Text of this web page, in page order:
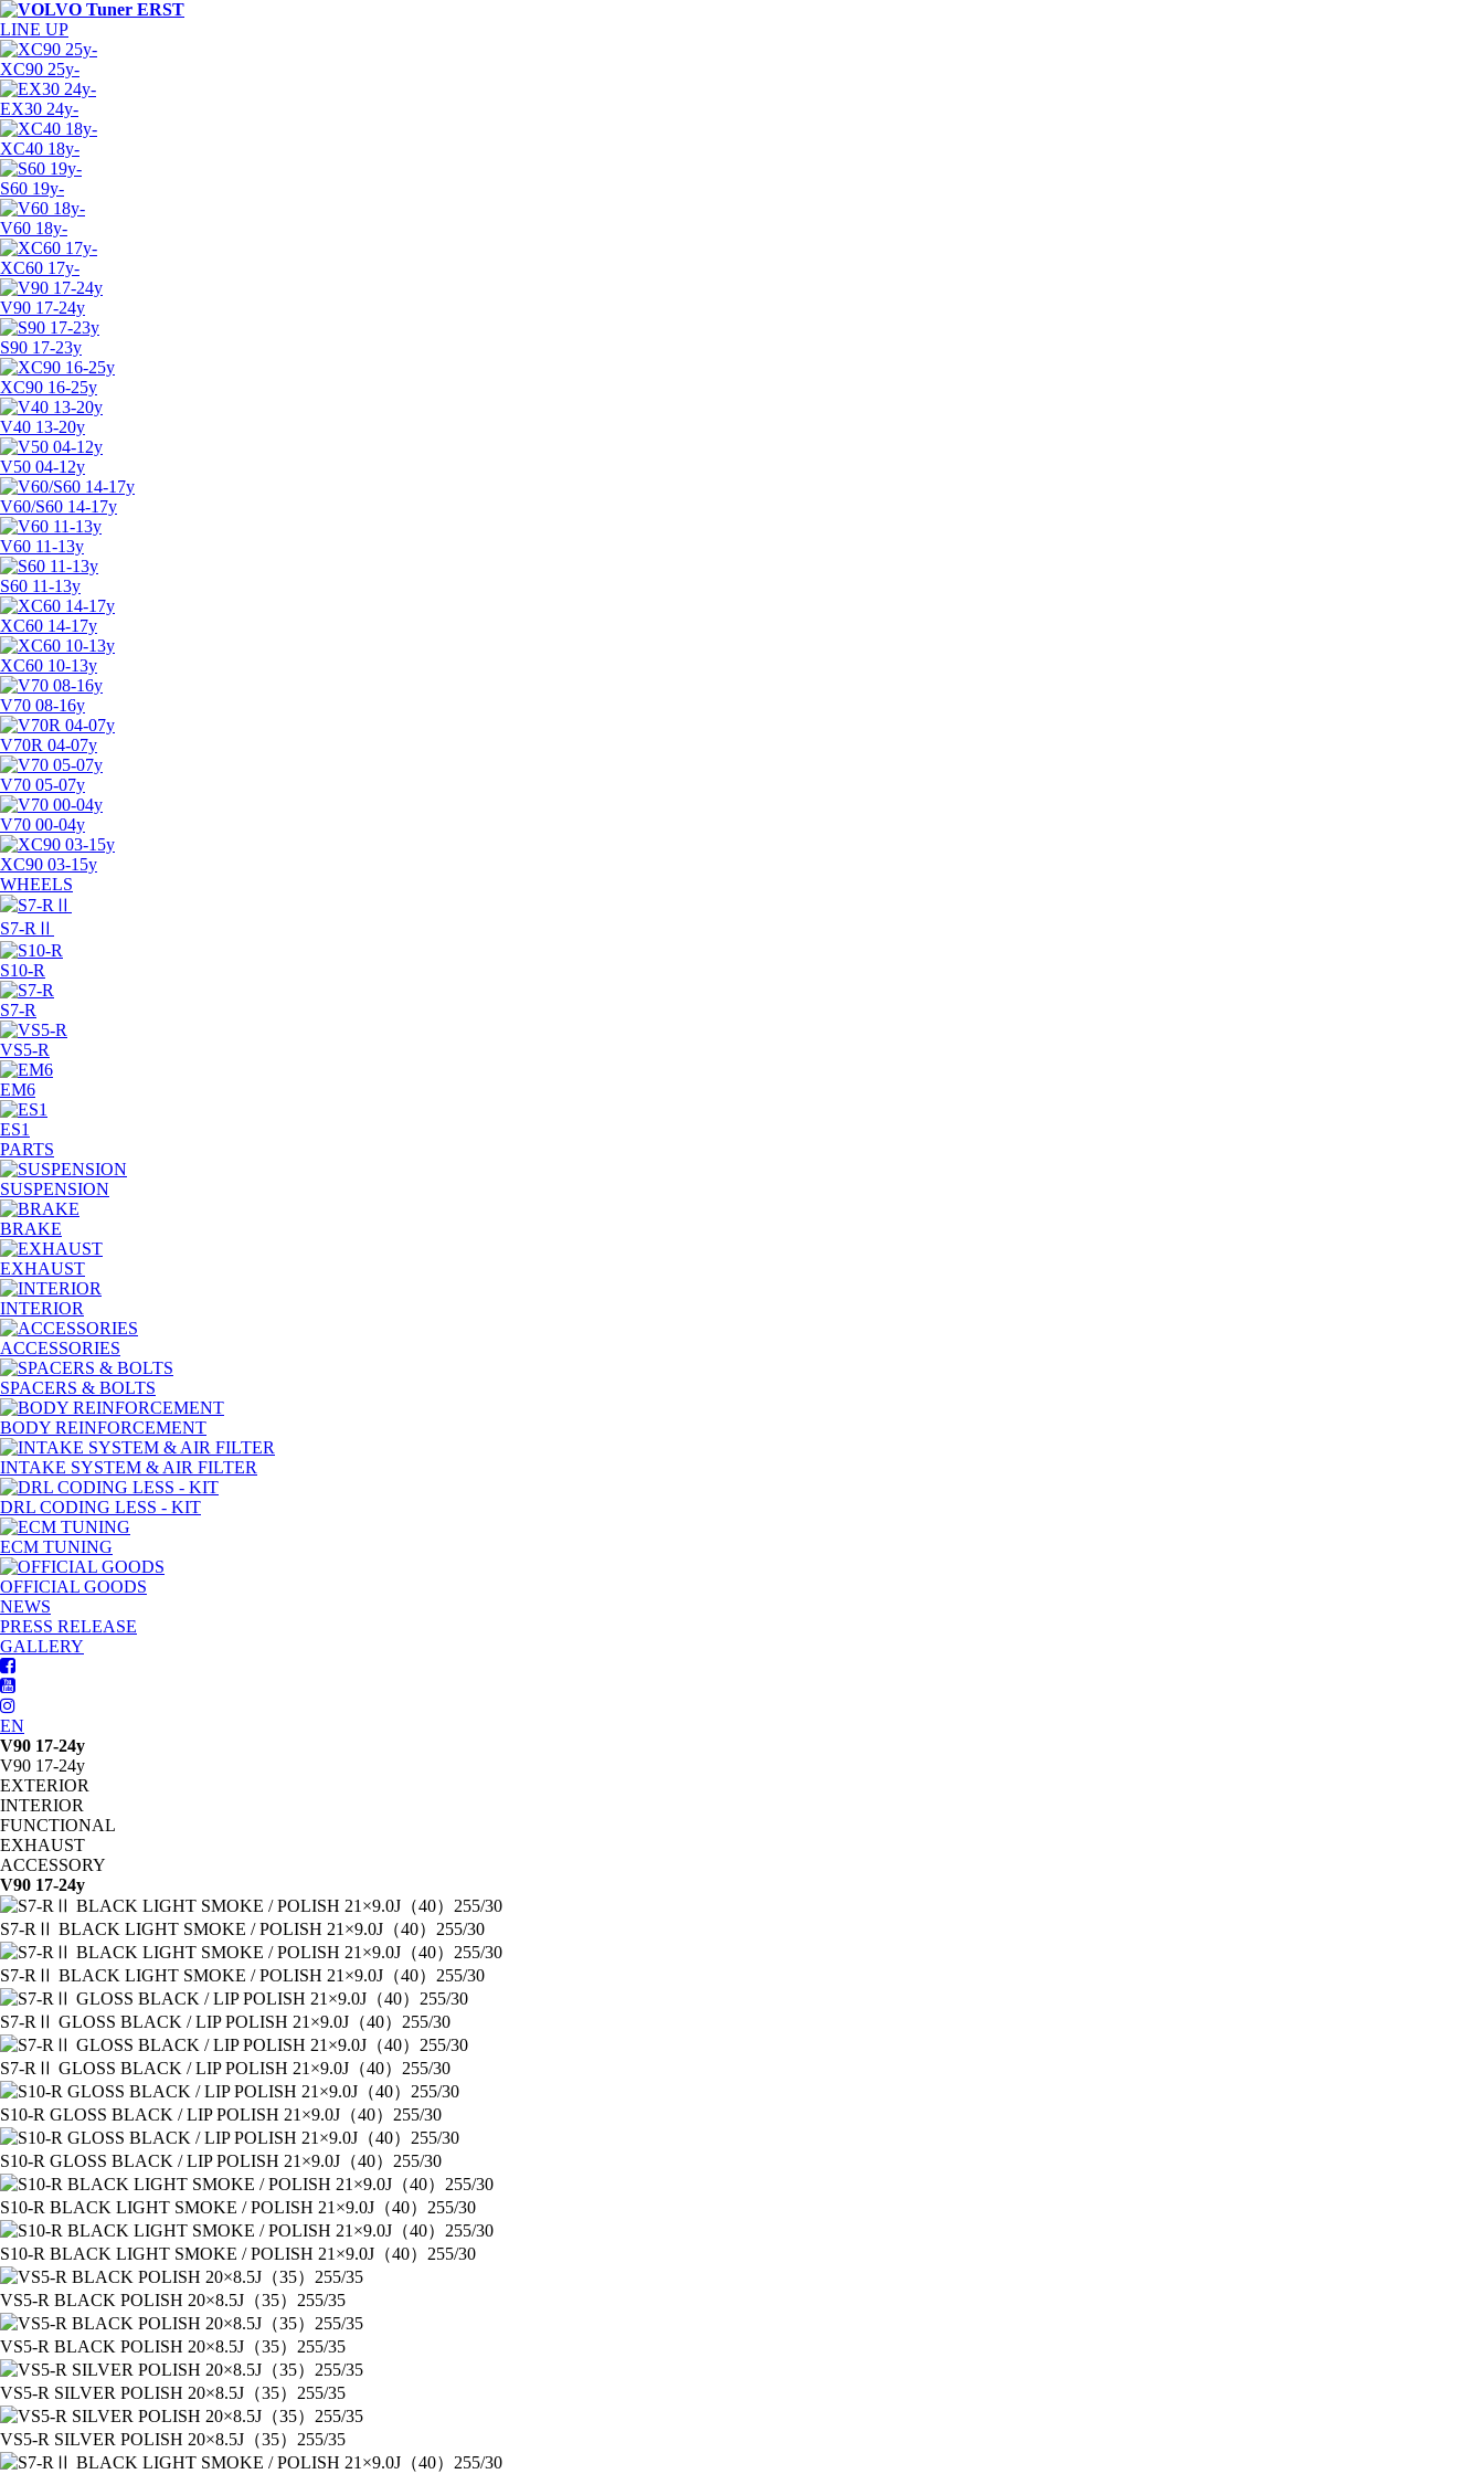
LINE UP
XC90 25y-
EX30 24y-
XC40 18y-
S60 19y-
V60 18y-
XC60 17y-
V90 17-24y
S90 17-23y
XC90 16-25y
V40 13-20y
V50 04-12y
V60/S60 14-17y
V60 11-13y
S60 11-13y
XC60 14-17y
XC60 10-13y
V70 08-16y
V70R 04-07y
V70 05-07y
V70 00-04y
XC90 03-15y
WHEELS
S7-RⅡ
S10-R
S7-R
VS5-R
EM6
ES1
PARTS
SUSPENSION
BRAKE
EXHAUST
INTERIOR
ACCESSORIES
SPACERS & BOLTS
BODY REINFORCEMENT
INTAKE SYSTEM & AIR FILTER
DRL CODING LESS - KIT
ECM TUNING
OFFICIAL GOODS
NEWS
PRESS RELEASE
GALLERY
EN
V90 17-24y
V90 17-24y
EXTERIOR
INTERIOR
FUNCTIONAL
EXHAUST
ACCESSORY
V90 17-24y
S7-RⅡ BLACK LIGHT SMOKE / POLISH 21×9.0J（40）255/30
S7-RⅡ BLACK LIGHT SMOKE / POLISH 21×9.0J（40）255/30
S7-RⅡ GLOSS BLACK / LIP POLISH 21×9.0J（40）255/30
S7-RⅡ GLOSS BLACK / LIP POLISH 21×9.0J（40）255/30
S10-R GLOSS BLACK / LIP POLISH 21×9.0J（40）255/30
S10-R GLOSS BLACK / LIP POLISH 21×9.0J（40）255/30
S10-R BLACK LIGHT SMOKE / POLISH 21×9.0J（40）255/30
S10-R BLACK LIGHT SMOKE / POLISH 21×9.0J（40）255/30
VS5-R BLACK POLISH 20×8.5J（35）255/35
VS5-R BLACK POLISH 20×8.5J（35）255/35
VS5-R SILVER POLISH 20×8.5J（35）255/35
VS5-R SILVER POLISH 20×8.5J（35）255/35